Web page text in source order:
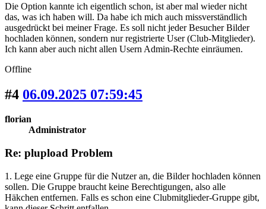
Die Option kannte ich eigentlich schon, ist aber mal wieder nicht
das, was ich haben will. Da habe ich mich auch missverständlich
ausgedrückt bei meiner Frage. Es soll nicht jeder Besucher Bilder
hochladen können, sondern nur registrierte User (Club-Mitglieder).
Ich kann aber auch nicht allen Usern Admin-Rechte einräumen.
Offline
#4 06.09.2025 07:59:45
florian
Administrator
Re: plupload Problem
1. Lege eine Gruppe für die Nutzer an, die Bilder hochladen können
sollen. Die Gruppe braucht keine Berechtigungen, also alle
Häkchen entfernen. Falls es schon eine Clubmitglieder-Gruppe gibt,